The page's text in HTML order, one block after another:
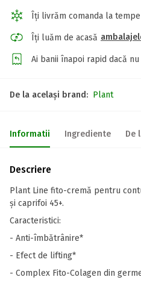
Îți livrăm comanda la
Îți luăm de acasă
Ai banii înapoi rapid dacă
De la același brand: Plant
Informatii Ingrediente De
Descriere
Plant Line fito-cremă pentru
și caprifoi 45+.
Caracteristici:
- Anti-îmbătrânire*
- Efect de lifting*
- Complex Fito-Colagen din